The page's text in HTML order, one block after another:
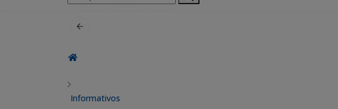
por:
Informativos